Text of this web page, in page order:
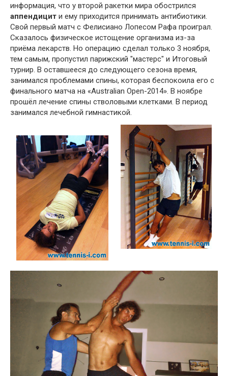
информация, что у второй ракетки мира обострился
аппендицит и ему приходится принимать антибиотики.
Свой первый матч с Фелисиано Лопесом Рафа проиграл.
Сказалось физическое истощение организма из-за
приёма лекарств. Но операцию сделал только 3 ноября,
тем самым, пропустил парижский "мастерс" и Итоговый
турнир. В оставшееся до следующего сезона время,
занимался проблемами спины, которая беспокоила его с
финального матча на «Australian Open-2014». В ноябре
прошёл лечение спины стволовыми клетками. В период
занимался лечебной гимнастикой.